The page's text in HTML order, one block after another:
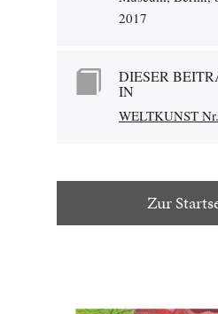
2017
DIESER
IN
WELTKUNST
Zur